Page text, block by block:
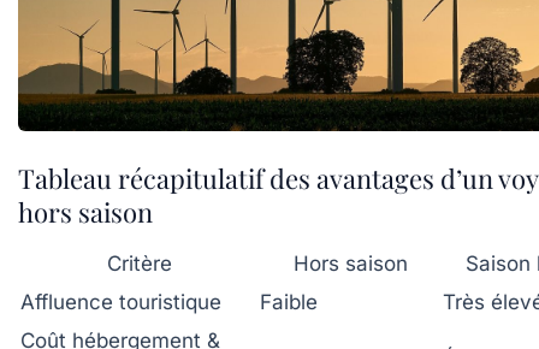
Tableau récapitulatif des avantages d’un
hors saison
Critère Hors saison
Saison
Affluence touristique
Faible
Très
Coût hébergement &